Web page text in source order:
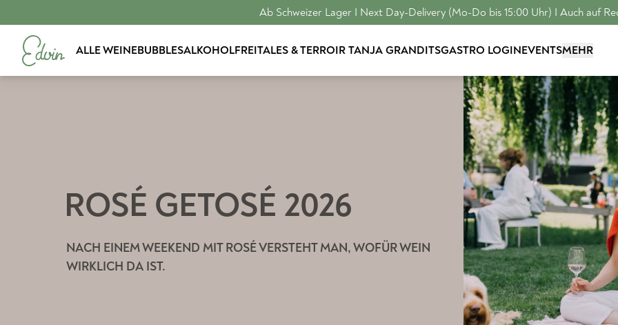
Ab Schweizer Lager I Next Day-Delivery (Mo-Do bis 15:00 Uhr) I Auch auf
ALLE WEINEBUBBLESALKOHOLFREITALES & TERROIR TANJA GRANDITSGASTRO LOGINEVENTSMEHR
ROSÉ GETOSÉ 2026
NACH EINEM WEEKEND MIT ROSÉ VERSTEHT MAN, WOFÜR WEIN
WIRKLICH DA IST.